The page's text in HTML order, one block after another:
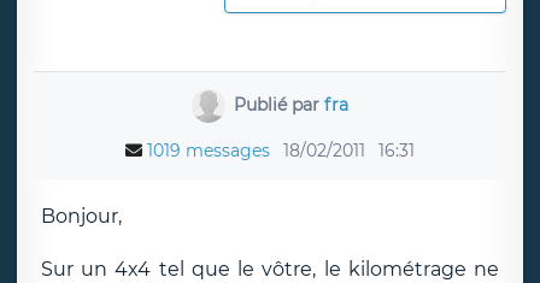
Publié parfra
1019 messages 18/02/2011 16:31
Bonjour,
Sur un 4x4 tel que le vôtre, le kilométrage ne